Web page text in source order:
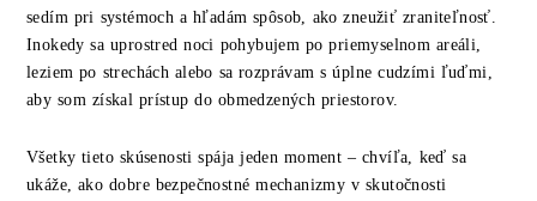
sedím pri systémoch a hľadám spôsob, ako zneužiť zraniteľnosť.
Inokedy sa uprostred noci pohybujem po priemyselnom areáli,
leziem po strechách alebo sa rozprávam s úplne cudzími ľuďmi,
aby som získal prístup do obmedzených priestorov.
Všetky tieto skúsenosti spája jeden moment – chvíľa, keď sa
ukáže, ako dobre bezpečnostné mechanizmy v skutočnosti